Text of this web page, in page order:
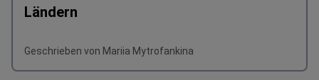
Ländern
Geschrieben von Mariia Mytrofankina